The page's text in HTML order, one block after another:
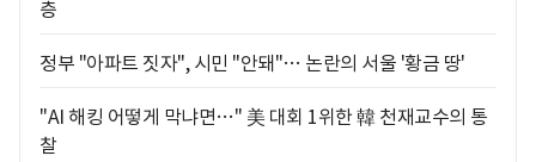
층
정부 "아파트 짓자", 시민 "안돼"… 논란의 서울 '황금 땅'
"AI 해킹 어떻게 막냐면…" 美 대회 1위한 韓 천재교수의 통
찰